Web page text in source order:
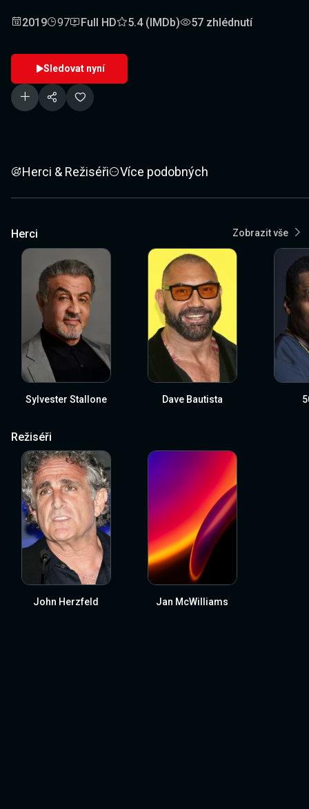
2019 97 Full HD 5.4 (IMDb) 57 zhlédnutí
Sledovat nyní
Herci & Režiséři Více podobných
Herci Zobrazit vše
Sylvester Stallone Dave Bautista
Režiséři
John Herzfeld Jan McWilliams